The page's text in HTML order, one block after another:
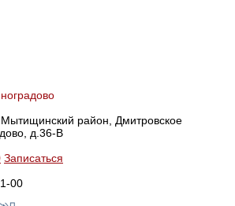
район, Дмитровское
д.36-В
Записаться
00